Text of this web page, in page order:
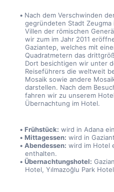
Nach dem Verschwinden
gegründeten Stadt Zeugma
Villen der römischen
wir zum im Jahr 2011
Gaziantep, welches mit
Quadratmetern das
Dort besichtigen wir unter
Reiseführers die weltweit
Mosaik sowie andere
darstellen. Nach dem
fahren wir zu unserem
Übernachtung im Hotel.
Frühstück: wird in Adana
Mittagessen: wird in
Abendessen: wird im Hotel
enthalten.
Übernachtungshotel:
Hotel, Yılmazoğlu Park